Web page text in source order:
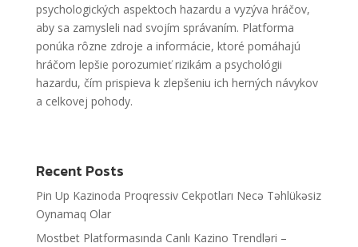
psychologických aspektoch hazardu a vyzýva hráčov,
aby sa zamysleli nad svojím správaním. Platforma
ponúka rôzne zdroje a informácie, ktoré pomáhajú
hráčom lepšie porozumieť rizikám a psychológii
hazardu, čím prispieva k zlepšeniu ich herných návykov
a celkovej pohody.
Recent Posts
Pin Up Kazinoda Proqressiv Cekpotları Necə Təhlükəsiz
Oynamaq Olar
Mostbet Platformasında Canlı Kazino Trendləri –